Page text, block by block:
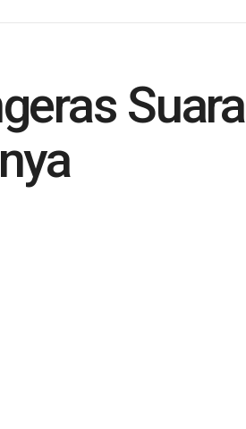
Suara